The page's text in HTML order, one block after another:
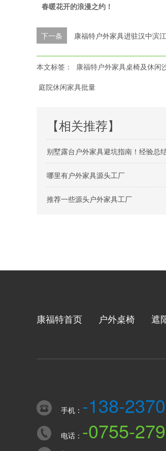
春暖花开的浪漫之约！
下一条 康福特户外家具进驻汉中滨
本文标签： 康福特户外家具桌椅及休闲
庭院休闲家具批量
【相关推荐】
别墅露台户外家具避坑指南！经验总
哪里有户外家具源头工厂
推荐一些源头户外家具工厂
康福特首页 户外桌椅 遮
手机： -138-
电话： -0755-